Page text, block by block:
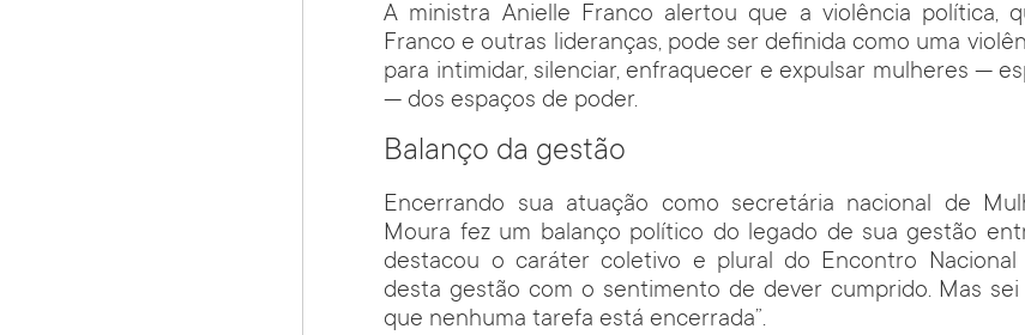
A ministra Anielle Franco alertou que a violência política,
Franco e outras lideranças, pode ser definida como uma
para intimidar, silenciar, enfraquecer e expulsar mulheres —
— dos espaços de poder.
Balanço da gestão
Encerrando sua atuação como secretária nacional de
Moura fez um balanço político do legado de sua gestão
destacou o caráter coletivo e plural do Encontro Nacional
desta gestão com o sentimento de dever cumprido. Mas
que nenhuma tarefa está encerrada”.